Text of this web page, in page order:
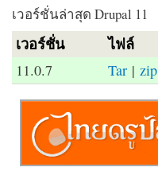
เวอร์ชั่นล่าสุด Drupal 11
เวอร์ชั่น ไฟล์
11.0.7 Tar | zip